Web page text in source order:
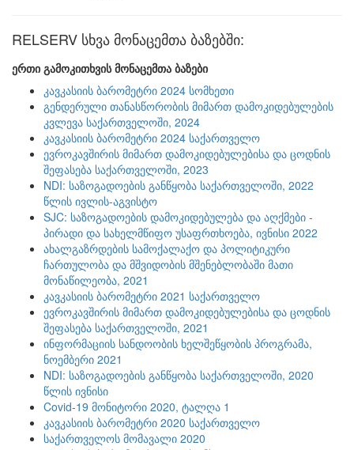
RELSERV სხვა მონაცემთა ბაზებში:
ერთი გამოკითხვის მონაცემთა ბაზები
კავკასიის ბარომეტრი 2024 სომხეთი
გენდერული თანასწორობის მიმართ დამოკიდებულების
კვლევა საქართველოში, 2024
კავკასიის ბარომეტრი 2024 საქართველო
ევროკავშირის მიმართ დამოკიდებულებისა და ცოდნის
შეფასება საქართველოში, 2023
NDI: საზოგადოების განწყობა საქართველოში, 2022
წლის ივლის-აგვისტო
SJC: საზოგადოების დამოკიდებულება და აღქმები -
პირადი და სახელმწიფო უსაფრთხოება, ივნისი 2022
ახალგაზრდების სამოქალაქო და პოლიტიკური
ჩართულობა და მშვიდობის მშენებლობაში მათი
მონაწილეობა, 2021
კავკასიის ბარომეტრი 2021 საქართველო
ევროკავშირის მიმართ დამოკიდებულებისა და ცოდნის
შეფასება საქართველოში, 2021
ინფორმაციის სანდოობის ხელშეწყობის პროგრამა,
ნოემბერი 2021
NDI: საზოგადოების განწყობა საქართველოში, 2020
წლის ივნისი
Covid-19 მონიტორი 2020, ტალღა 1
კავკასიის ბარომეტრი 2020 საქართველო
საქართველოს მომავალი 2020